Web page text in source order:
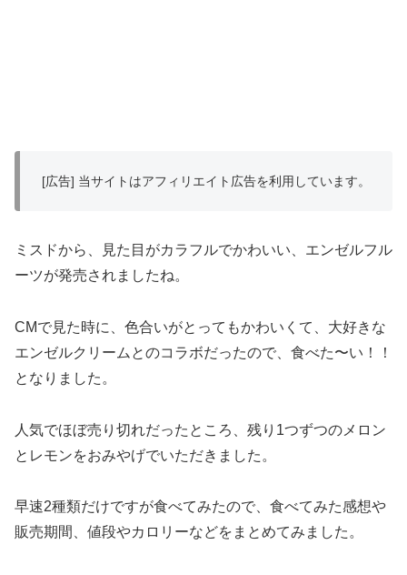
[広告] 当サイトはアフィリエイト広告を利用しています。
ミスドから、見た目がカラフルでかわいい、エンゼルフル
ーツが発売されましたね。
CMで見た時に、色合いがとってもかわいくて、大好きな
エンゼルクリームとのコラボだったので、食べた〜い！！
となりました。
人気でほぼ売り切れだったところ、残り1つずつのメロン
とレモンをおみやげでいただきました。
早速2種類だけですが食べてみたので、食べてみた感想や
販売期間、値段やカロリーなどをまとめてみました。